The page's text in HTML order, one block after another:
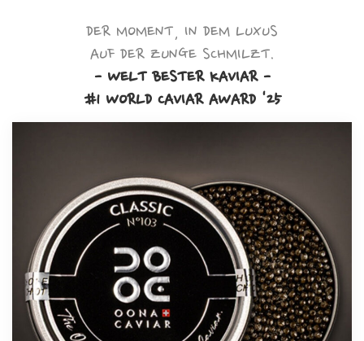
DER MOMENT, IN DEM LUXUS
AUF DER ZUNGE SCHMILZT.
- WELT BESTER KAVIAR -
#1 WORLD CAVIAR AWARD '25